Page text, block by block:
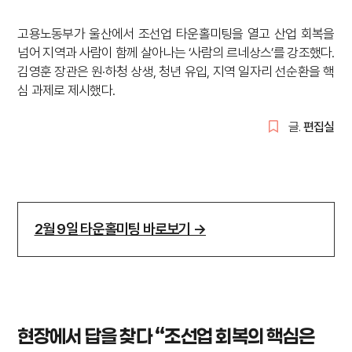
고용노동부가 울산에서 조선업 타운홀미팅을 열고 산업 회복을
넘어 지역과 사람이 함께 살아나는 ‘사람의 르네상스’를 강조했다.
김영훈 장관은 원·하청 상생, 청년 유입, 지역 일자리 선순환을 핵
심 과제로 제시했다.
글. 편집실
2월 9일 타운홀미팅 바로보기 →
현장에서 답을 찾다 “조선업 회복의 핵심은